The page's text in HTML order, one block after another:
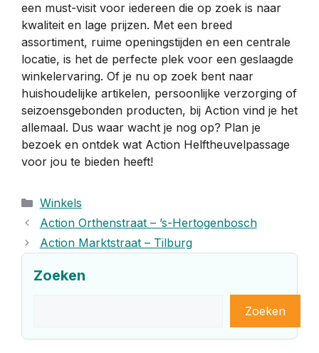
een must-visit voor iedereen die op zoek is naar
kwaliteit en lage prijzen. Met een breed
assortiment, ruime openingstijden en een centrale
locatie, is het de perfecte plek voor een geslaagde
winkelervaring. Of je nu op zoek bent naar
huishoudelijke artikelen, persoonlijke verzorging of
seizoensgebonden producten, bij Action vind je het
allemaal. Dus waar wacht je nog op? Plan je
bezoek en ontdek wat Action Helftheuvelpassage
voor jou te bieden heeft!
Categorieën
Winkels
Action Orthenstraat – ’s-Hertogenbosch
Action Marktstraat – Tilburg
Zoeken
Zoeken